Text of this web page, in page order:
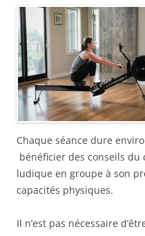
Chaque séance dure
bénéficier des conseils
ludique en groupe à son
capacités physiques.
Il n’est pas nécessaire